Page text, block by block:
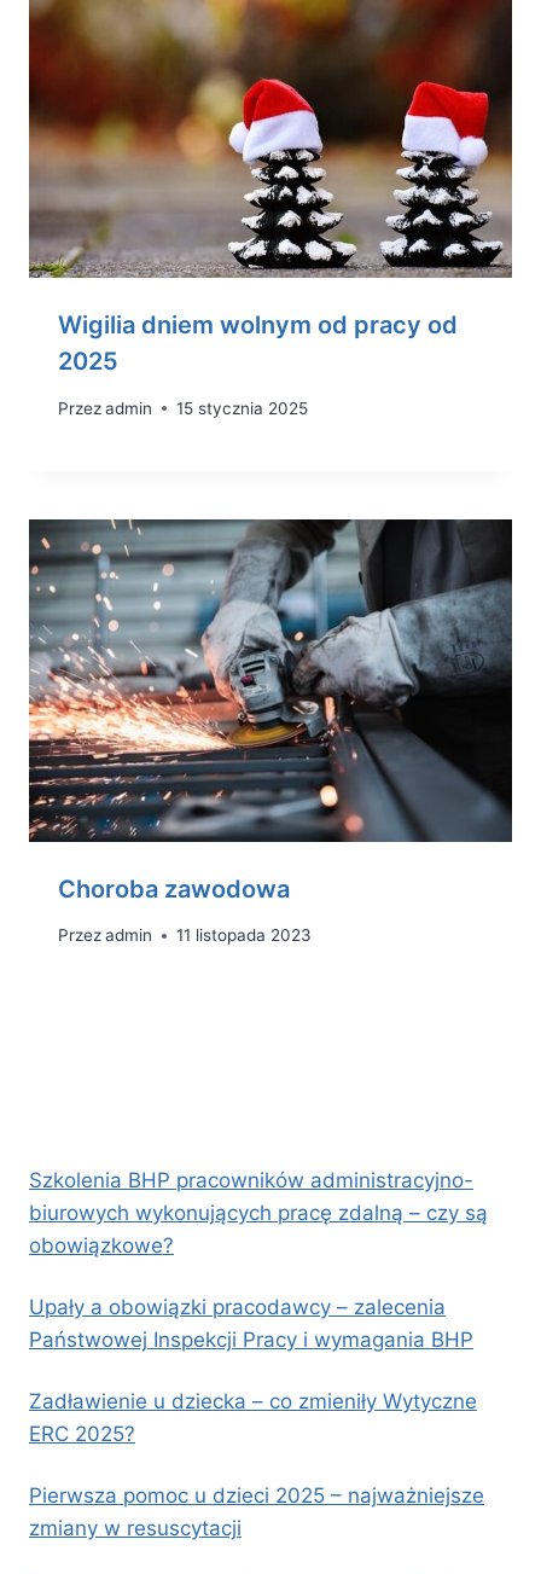
Wigilia dniem wolnym od pracy od
2025
Przezadmin 15 stycznia 2025
Choroba zawodowa
Przezadmin 11 listopada 2023
Szkolenia BHP pracowników administracyjno-
biurowych wykonujących pracę zdalną – czy są
obowiązkowe?
Upały a obowiązki pracodawcy – zalecenia
Państwowej Inspekcji Pracy i wymagania BHP
Zadławienie u dziecka – co zmieniły Wytyczne
ERC 2025?
Pierwsza pomoc u dzieci 2025 – najważniejsze
zmiany w resuscytacji